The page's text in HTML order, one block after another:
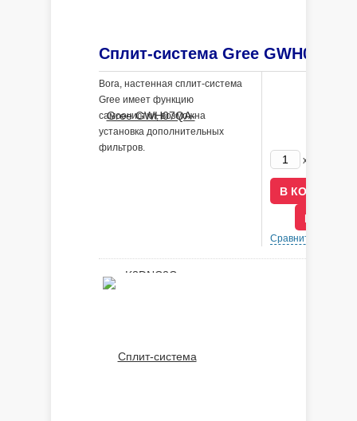
Bora, настенная сплит-система
Gree имеет функцию
самоочистки, возможна
установка дополнительных
фильтров.
x
В
Сравнить